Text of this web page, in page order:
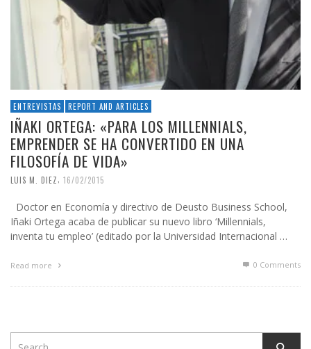
ENTREVISTAS REPORT AND ARTICLES
IÑAKI ORTEGA: «PARA LOS MILLENNIALS,
EMPRENDER SE HA CONVERTIDO EN UNA
FILOSOFÍA DE VIDA»
LUIS M. DIEZ 16/02/2015
Doctor en Economía y directivo de Deusto Business School,
Iñaki Ortega acaba de publicar su nuevo libro ‘Millennials,
inventa tu empleo’ (editado por la Universidad Internacional …
Read more 0 Comments